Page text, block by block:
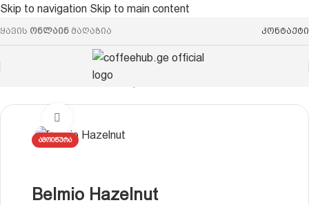
Skip to navigation Skip to main content
ყავის ონლაინ მაღაზია კონტაქტი
ყავის კაფსულები/
ᲐᲛᲝᲘᲬᲣᲠᲐ
Belmio Hazelnut